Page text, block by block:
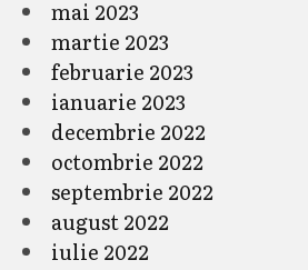
mai 2023
martie 2023
februarie 2023
ianuarie 2023
decembrie 2022
octombrie 2022
septembrie 2022
august 2022
iulie 2022